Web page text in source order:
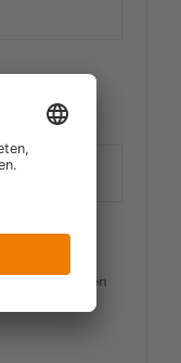
Kontaktdaten